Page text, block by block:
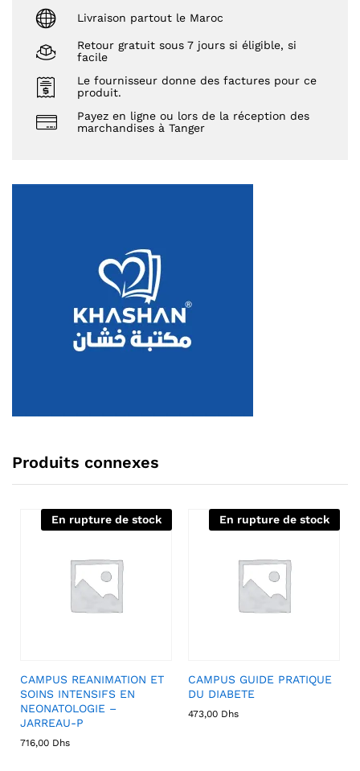
Livraison partout le Maroc
Retour gratuit sous 7 jours si éligible, si
facile
Le fournisseur donne des factures pour ce
produit.
Payez en ligne ou lors de la réception des
marchandises à Tanger
Produits connexes
En rupture de stock
CAMPUS REANIMATION ET
SOINS INTENSIFS EN
NEONATOLOGIE –
JARREAU-P
716,00 Dhs
En rupture de stock
CAMPUS GUIDE PRATIQUE
DU DIABETE
473,00 Dhs